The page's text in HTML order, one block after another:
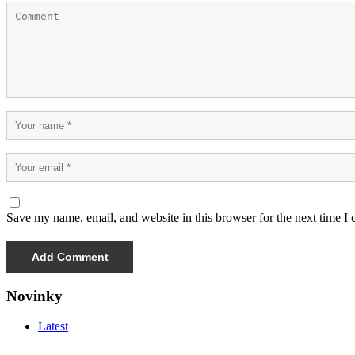
Save my name, email, and website in this browser for the next time I
Novinky
Latest